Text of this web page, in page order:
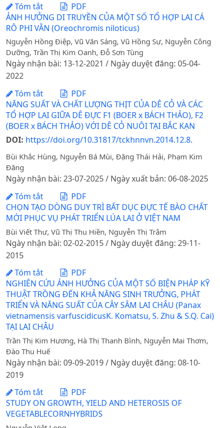
Tóm tắt
PDF
ẢNH HƯỞNG DI TRUYỀN CỦA MỘT SỐ TỔ HỢP LAI CÁ
RÔ PHI VẰN (Oreochromis niloticus)
Nguyễn Hồng Điệp, Vũ Văn Sáng, Vũ Hồng Sự, Nguyễn Công
Dưỡng, Trần Thị Kim Oanh, Đỗ Sơn Tùng
Ngày nhận bài: 13-12-2021 / Ngày duyệt đăng: 05-04-
2022
Tóm tắt
PDF
NĂNG SUẤT VÀ CHẤT LƯỢNG THỊT CỦA DÊ CỎ VÀ CÁC
TỔ HỢP LAI GIỮA DÊ ĐỰC F1 (BOER x BÁCH THẢO), F2
(BOER x BÁCH THẢO) VỚI DÊ CỎ NUÔI TẠI BẮC KẠN
DOI: https://doi.org/10.31817/tckhnnvn.2014.12.8.
Bùi Khắc Hùng, Nguyễn Bá Mùi, Đặng Thái Hải, Phạm Kim
Đăng
Ngày nhận bài: 23-07-2025 / Ngày xuất bản: 06-08-2025
Tóm tắt
PDF
CHỌN TẠO DÒNG DUY TRÌ BẤT DỤC ĐỰC TẾ BÀO CHẤT
MỚI PHỤC VỤ PHÁT TRIỂN LÚA LAI Ở VIỆT NAM
Bùi Viết Thư, Vũ Thị Thu Hiền, Nguyễn Thị Trâm
Ngày nhận bài: 02-02-2015 / Ngày duyệt đăng: 29-11-
2015
Tóm tắt
PDF
NGHIÊN CỨU ẢNH HƯỞNG CỦA MỘT SỐ BIỆN PHÁP KỸ
THUẬT TRỒNG ĐẾN KHẢ NĂNG SINH TRƯỞNG, PHÁT
TRIỂN VÀ NĂNG SUẤT CỦA CÂY SÂM LAI CHÂU (Panax
vietnamensis varfuscidicusK. Komatsu, S. Zhu & S.Q. Cai)
TẠI LAI CHÂU
Trần Thị Kim Hương, Hà Thị Thanh Bình, Nguyễn Mai Thơm,
Đào Thu Huế
Ngày nhận bài: 09-09-2019 / Ngày duyệt đăng: 08-10-
2019
Tóm tắt
PDF
STUDY ON GROWTH, YIELD AND HETEROSIS OF
VEGETABLECORNHYBRIDS